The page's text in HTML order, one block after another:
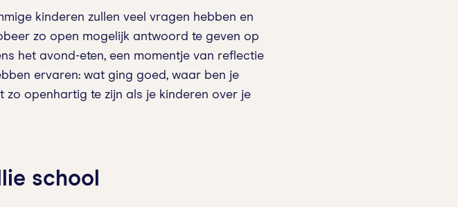
kinderen zullen veel vragen hebben en
zo open mogelijk antwoord te geven op
het avond-eten, een momentje van reflectie
ervaren: wat ging goed, waar ben je
openhartig te zijn als je kinderen over je
school